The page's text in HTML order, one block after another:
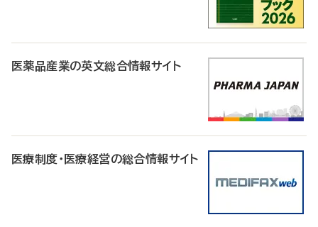
医薬品産業の英文総合情報サイト
医療制度・医療経営の総合情報サイト